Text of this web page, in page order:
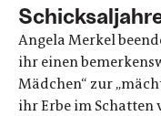
Angela Merkel
ihr einen
Mädchen“ zur
ihr Erbe im